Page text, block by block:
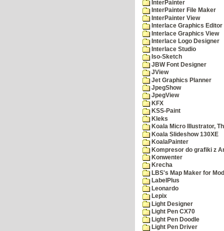
InterPainter
InterPainter File Maker
InterPainter View
Interlace Graphics Editor
Interlace Graphics View
Interlace Logo Designer
Interlace Studio
Iso-Sketch
JBW Font Designer
JView
Jet Graphics Planner
JpegShow
JpegView
KFX
KSS-Paint
Kleks
Koala Micro Illustrator,
Koala Slideshow 130XE
KoalaPainter
Kompresor do grafiki z
Konwenter
Krecha
LBS's Map Maker for
LabelPlus
Leonardo
Lepix
Light Designer
Light Pen CX70
Light Pen Doodle
Light Pen Driver